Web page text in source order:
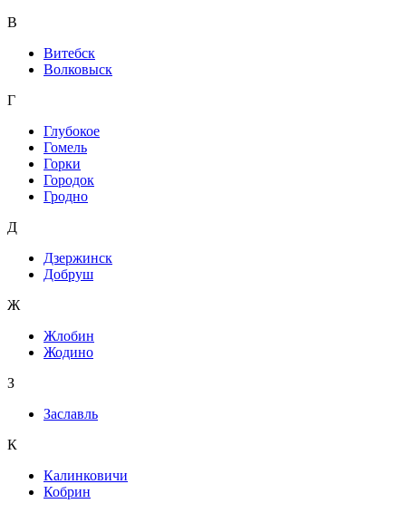
В
Витебск
Волковыск
Г
Глубокое
Гомель
Горки
Городок
Гродно
Д
Дзержинск
Добруш
Ж
Жлобин
Жодино
З
Заславль
К
Калинковичи
Кобрин